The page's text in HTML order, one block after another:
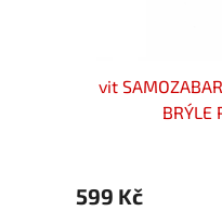
vit
BRÝLE
599 Kč